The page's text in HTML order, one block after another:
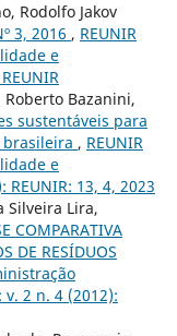
Rodolfo Jakov
3, 2016 , REUNIR
e
Bazanini,
sustentáveis para
, REUNIR
e
13, 4, 2023
Silveira Lira,
COMPARATIVA
DE RESÍDUOS
2 n. 4 (2012):